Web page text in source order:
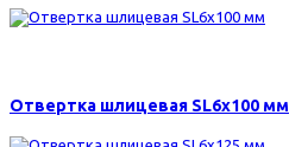
Отвертка шлицевая SL6х100 мм